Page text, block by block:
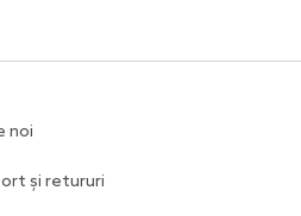
noi
și retururi